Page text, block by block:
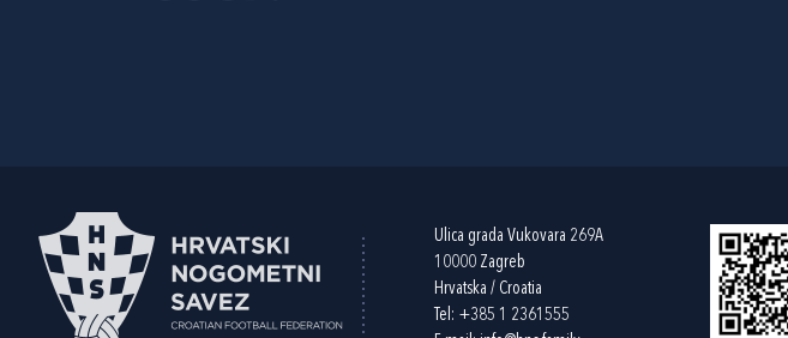
Ulica grada Vukovara 269A
10000 Zagreb
Hrvatska / Croatia
Tel: +385 1 2361555